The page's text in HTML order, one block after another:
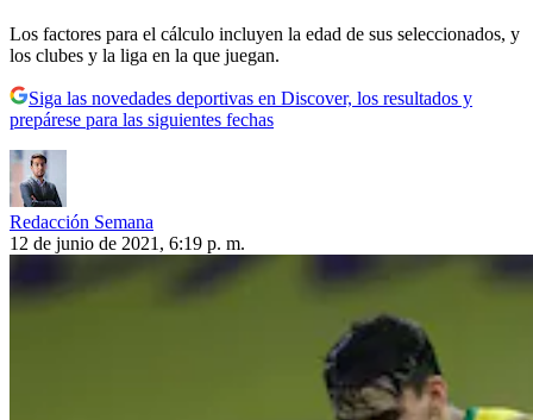
Los factores para el cálculo incluyen la edad de sus seleccionados, y
los clubes y la liga en la que juegan.
Siga las novedades deportivas en Discover, los resultados y
prepárese para las siguientes fechas
Redacción Semana
12 de junio de 2021, 6:19 p. m.